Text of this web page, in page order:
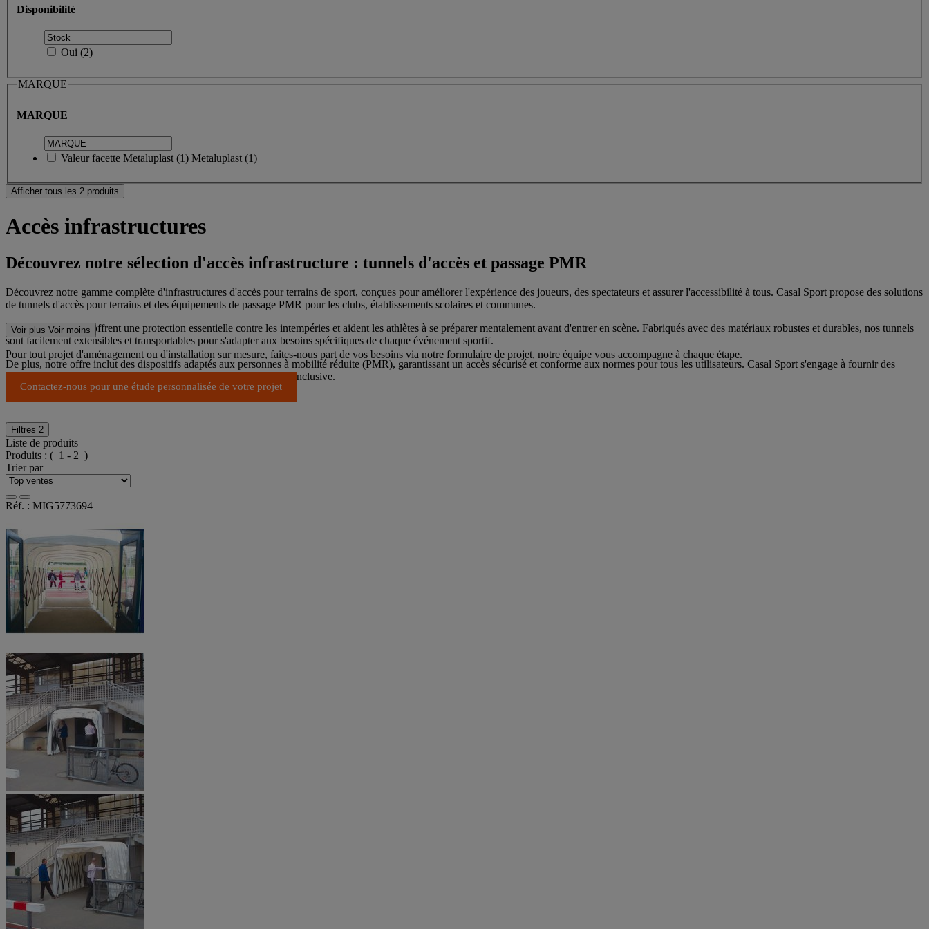
Disponibilité
Oui (2)
MARQUE
MARQUE
Valeur facette Metaluplast (1) Metaluplast (1)
Afficher tous les 2 produits
Accès infrastructures
Découvrez notre sélection d'accès infrastructure : tunnels d'accès et passage PMR
Découvrez notre gamme complète d'infrastructures d'accès pour terrains de sport, conçues pour améliorer l'expérience des joueurs, des spectateurs et assurer l'accessibilité à tous. Casal Sport propose des solutions
de tunnels d'accès pour terrains et des équipements de passage PMR pour les clubs, établissements scolaires et communes.
Les tunnels d'accès offrent une protection essentielle contre les intempéries et aident les athlètes à se préparer mentalement avant d'entrer en scène. Fabriqués avec des matériaux robustes et durables, nos tunnels
sont facilement extensibles et transportables pour s'adapter aux besoins spécifiques de chaque événement sportif.
De plus, notre offre inclut des dispositifs adaptés aux personnes à mobilité réduite (PMR), garantissant un accès sécurisé et conforme aux normes pour tous les utilisateurs. Casal Sport s'engage à fournir des
infrastructures de qualité pour une expérience sportive optimale et inclusive.
Voir plus Voir moins
Pour tout projet d'aménagement ou d'installation sur mesure, faites-nous part de vos besoins via notre formulaire de projet, notre équipe vous accompagne à chaque étape.
Contactez-nous pour une étude personnalisée de votre projet
Filtres 2
Liste de produits
Produits : ( 1 - 2 )
Trier par
Réf. : MIG5773694